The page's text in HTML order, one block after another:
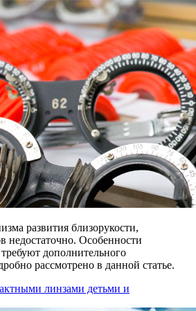
развития близорукости,
недостаточно. Особенности
дополнительного
рассмотрено в данной статье.
линзами детьми и